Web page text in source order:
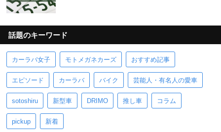
話題のキーワード
カーラバ女子 モトメガネカーズ おすすめ記事
エピソード カーラバ バイク 芸能人・有名人の愛車
sotoshiru 新型車 DRIMO 推し車 コラム
pickup 新着